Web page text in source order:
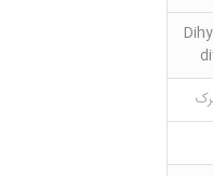
1,8-